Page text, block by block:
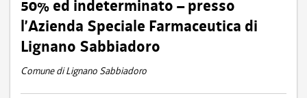
50% ed indeterminato – presso
l’Azienda Speciale Farmaceutica di
Lignano Sabbiadoro
Comune di Lignano Sabbiadoro